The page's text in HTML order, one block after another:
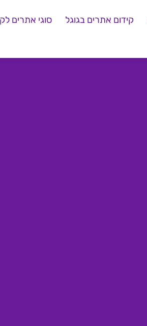
קידום אתרים בגוגל סוגי אתרים